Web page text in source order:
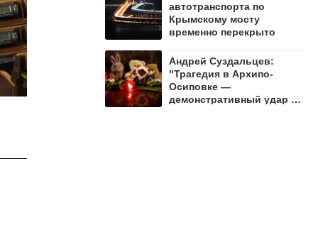
автотранспорта по
Крымскому мосту
временно перекрыто
Андрей Суздальцев:
"Трагедия в Архипо-
Осиповке —
демонстративный удар по